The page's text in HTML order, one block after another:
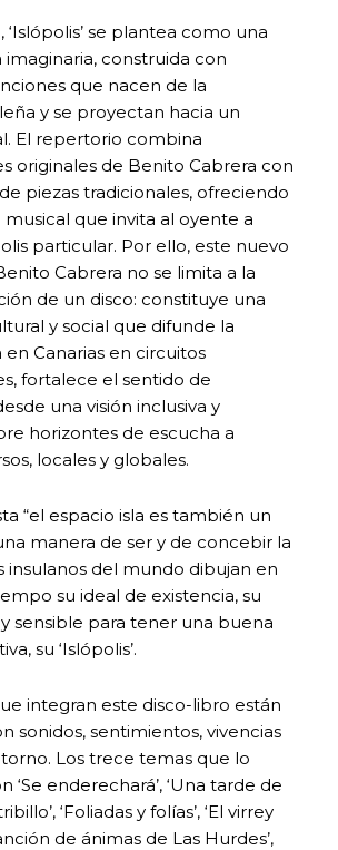
‘Islópolis’ se plantea como una
imaginaria, construida con
que nacen de la
y se proyectan hacia un
El repertorio combina
originales de Benito Cabrera con
piezas tradicionales, ofreciendo
que invita al oyente a
particular. Por ello, este nuevo
Cabrera no se limita a la
de un disco: constituye una
y social que difunde la
Canarias en circuitos
fortalece el sentido de
una visión inclusiva y
horizontes de escucha a
locales y globales.
“el espacio isla es también un
manera de ser y de concebir la
insulanos del mundo dibujan en
su ideal de existencia, su
sensible para tener una buena
su ‘Islópolis’.
integran este disco-libro están
sonidos, sentimientos, vivencias
Los trece temas que lo
‘Se enderechará’, ‘Una tarde de
‘Foliadas y folías’, ‘El virrey
de ánimas de Las Hurdes’,